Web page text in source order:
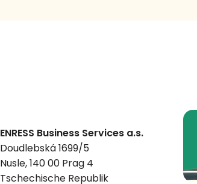
ENRESS Business Services a.s.
Doudlebská 1699/5
Nusle, 140 00 Prag 4
Tschechische Republik